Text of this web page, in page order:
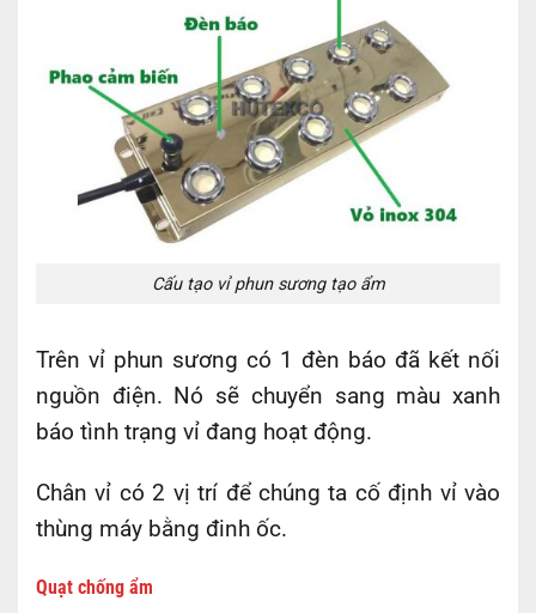
Cấu tạo vỉ phun sương tạo ẩm
Trên vỉ phun sương có 1 đèn báo đã kết nối
nguồn điện. Nó sẽ chuyển sang màu xanh
báo tình trạng vỉ đang hoạt động.
Chân vỉ có 2 vị trí để chúng ta cố định vỉ vào
thùng máy bằng đinh ốc.
Quạt chống ẩm